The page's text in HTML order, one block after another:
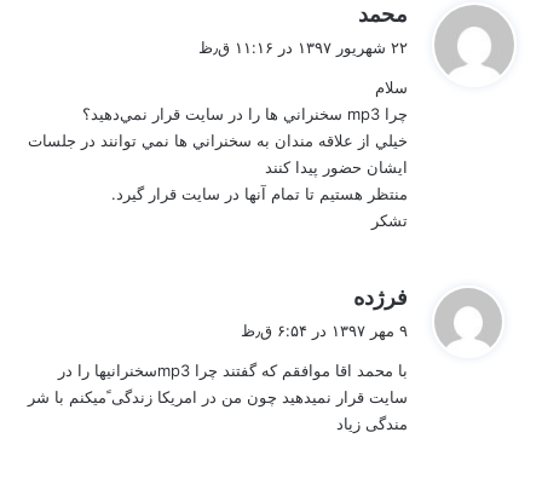
محمد
ت
۲۲ شهریور ۱۳۹۷ در ۱۱:۱۶ ق٫ظ
سلام
چرا mp3 سخنراني ها را در سايت قرار نمي‌دهيد؟
خيلي از علاقه مندان به سخنراني ها نمي توانند در جلسات
ايشان حضور پيدا كنند
منتظر هستيم تا تمام آنها در سايت قرار گيرد.
تشكر
فرژده
:
۹ مهر ۱۳۹۷ در ۶:۵۴ ق٫ظ
با محمد اقا موافقم که گفتند چرا mp3سخنرانیها را در
سایت قرار نمیدهید چون من در امریکا زندگی ًمیکنم با شر
مندگی زیاد